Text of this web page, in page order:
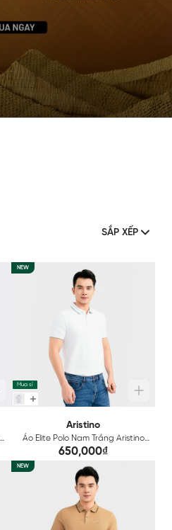
SẮP XẾP
NEW
Mua sỉ
Aristino
Áo Elite Polo Nam Trắng Aristino
Cotton Regular Fit APS168S3EC
650,000₫
NEW